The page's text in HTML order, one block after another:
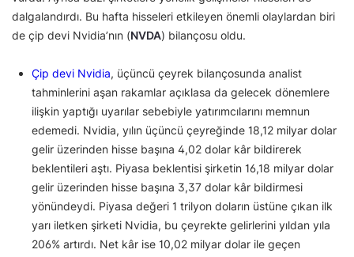
dalgalandırdı. Bu hafta hisseleri etkileyen önemli olaylardan biri
de çip devi Nvidia’nın (NVDA) bilançosu oldu.
Çip devi Nvidia, üçüncü çeyrek bilançosunda analist
tahminlerini aşan rakamlar açıklasa da gelecek dönemlere
ilişkin yaptığı uyarılar sebebiyle yatırımcılarını memnun
edemedi. Nvidia, yılın üçüncü çeyreğinde 18,12 milyar dolar
gelir üzerinden hisse başına 4,02 dolar kâr bildirerek
beklentileri aştı. Piyasa beklentisi şirketin 16,18 milyar dolar
gelir üzerinden hisse başına 3,37 dolar kâr bildirmesi
yönündeydi. Piyasa değeri 1 trilyon doların üstüne çıkan ilk
yarı iletken şirketi Nvidia, bu çeyrekte gelirlerini yıldan yıla
206% artırdı. Net kâr ise 10,02 milyar dolar ile geçen